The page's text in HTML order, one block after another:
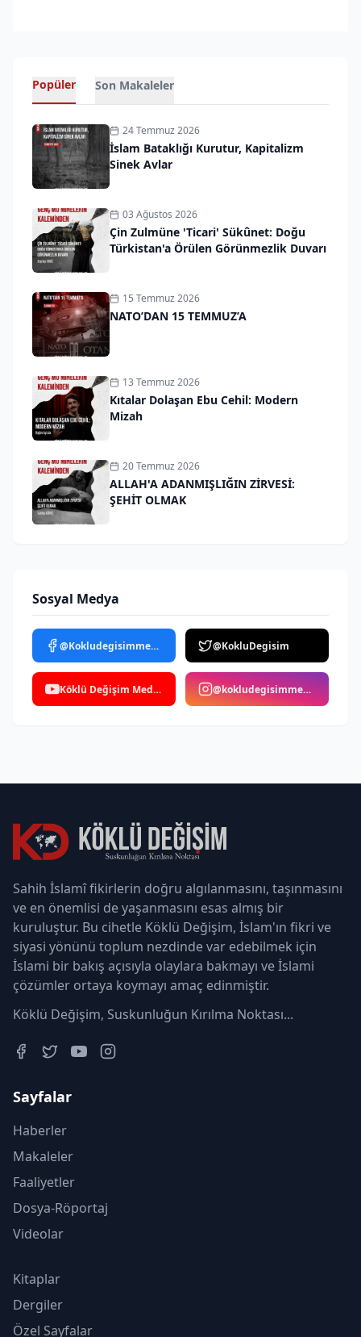
Popüler Son Makaleler
24 Temmuz 2026
İslam Bataklığı Kurutur, Kapitalizm
Sinek Avlar
03 Ağustos 2026
Çin Zulmüne 'Ticari' Sükûnet: Doğu
Türkistan'a Örülen Görünmezlik Duvarı
15 Temmuz 2026
NATO’DAN 15 TEMMUZ’A
13 Temmuz 2026
Kıtalar Dolaşan Ebu Cehil: Modern
Mizah
20 Temmuz 2026
ALLAH'A ADANMIŞLIĞIN ZİRVESİ:
ŞEHİT OLMAK
Sosyal Medya
@Kokludegisimmedya @KokluDegisim
Köklü Değişim Medya @kokludegisimmedya
Sahih İslamî fikirlerin doğru algılanmasını, taşınmasını
ve en önemlisi de yaşanmasını esas almış bir
kuruluştur. Bu cihetle Köklü Değişim, İslam'ın fikri ve
siyasi yönünü toplum nezdinde var edebilmek için
İslami bir bakış açısıyla olaylara bakmayı ve İslami
çözümler ortaya koymayı amaç edinmiştir.
Köklü Değişim, Suskunluğun Kırılma Noktası...
Sayfalar
Haberler
Makaleler
Faaliyetler
Dosya-Röportaj
Videolar
Kitaplar
Dergiler
Özel Sayfalar